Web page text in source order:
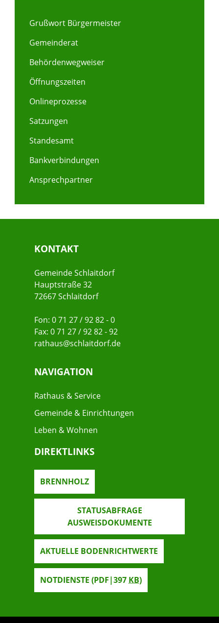
Grußwort Bürgermeister
Gemeinderat
Behördenwegweiser
Öffnungszeiten
Onlineprozesse
Satzungen
Standesamt
Bankverbindungen
Ansprechpartner
KONTAKT
Gemeinde Schlaitdorf
Hauptstraße 32
72667 Schlaitdorf
Fon: 0 71 27 / 92 82 - 0
Fax: 0 71 27 / 92 82 - 92
rathaus@schlaitdorf.de
NAVIGATION
Rathaus & Service
Gemeinde & Einrichtungen
Leben & Wohnen
DIREKTLINKS
BRENNHOLZ
STATUSABFRAGE
AUSWEISDOKUMENTE
AKTUELLE BODENRICHTWERTE
NOTDIENSTE (PDF|397 KB)